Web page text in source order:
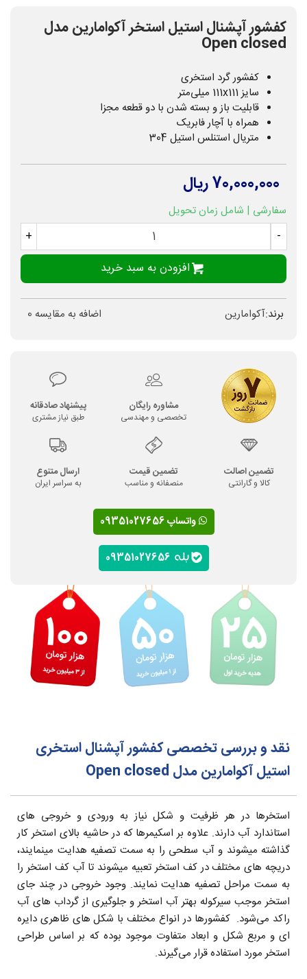
کفشور آپشنال استیل استخر آکوامارین مدل
Open closed
کفشور گرد استخری
سایز 111x111 میلی‌متر
قابلیت باز و بسته شدن با دو قطعه مجزا
همراه با آچار فابریک
متریال استنلس استیل 304
70,000,000 ریال
سفارشی | شامل زمان تحویل
-
+
افزودن به سبد خرید
برند:آکوامارین اضافه به مقایسه 0
مشاوره رایگان
تخصصی و مهندسی
پیشنهاد صادقانه
طبق نیاز مشتری
تضمین اصالت
کالا و گارانتی
تضمین قیمت
منصفانه و مناسب
ارسال متنوع
به سراسر ایران
واتساپ 09351027656
نقد و بررسی تخصصی کفشور آپشنال استخری
استیل آکوامارین مدل Open closed
استخرها در هر ظرفیت و شکل نیاز به ورودی و خروجی های
استاندارد آب دارند. علاوه بر اسکیمرها که در حاشیه بالای استخر کار
گذاشته میشوند و آب سطحی را به سمت تصفیه هدایت مینمایند،
دریچه های مختلف در کف استخر تعبیه میشوند تا آب کف استخر را
به سمت مراحل تصفیه هدایت نمایند. وجود خروجی در چند جای
استخر موجب سیرکوله بهتر آب استخر و جلوگیری از گرداب های آب
راکد می‌شود. کفشورها در انواع مختلف با شکل های ظاهری دایره
ای و مربع شکل و ابعاد متفاوت موجود بوده که بر اساس طراحی
استخر مورد استفاده قرار می‌گیرند.